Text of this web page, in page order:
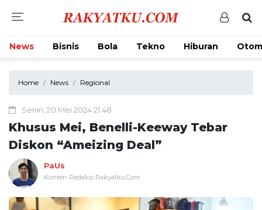
News Bisnis Bola Tekno Hiburan
Home News Regional
Senin, 20 Mei 2024 21:48
Khusus Mei, Benelli-Keeway Tebar
Diskon “Ameizing Deal”
PaUs
Konten Redaksi Rakyatku.Com